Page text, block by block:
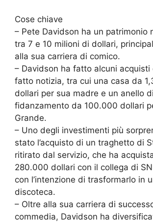
Cose chiave
– Pete Davidson ha un patrimonio
tra 7 e 10 milioni di dollari,
alla sua carriera di comico.
– Davidson ha fatto alcuni acquisti
fatto notizia, tra cui una casa da
dollari per sua madre e un anello di
fidanzamento da 100.000 dollari
Grande.
– Uno degli investimenti più
stato l’acquisto di un traghetto di
ritirato dal servizio, che ha
280.000 dollari con il collega di
con l’intenzione di trasformarlo in
discoteca.
– Oltre alla sua carriera di
commedia, Davidson ha